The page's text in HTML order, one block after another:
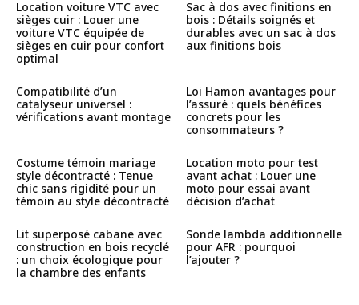
Location voiture VTC avec
sièges cuir : Louer une
voiture VTC équipée de
sièges en cuir pour confort
optimal
Sac à dos avec finitions en
bois : Détails soignés et
durables avec un sac à dos
aux finitions bois
Compatibilité d’un
catalyseur universel :
vérifications avant montage
Loi Hamon avantages pour
l’assuré : quels bénéfices
concrets pour les
consommateurs ?
Costume témoin mariage
style décontracté : Tenue
chic sans rigidité pour un
témoin au style décontracté
Location moto pour test
avant achat : Louer une
moto pour essai avant
décision d’achat
Lit superposé cabane avec
construction en bois recyclé
: un choix écologique pour
la chambre des enfants
Sonde lambda additionnelle
pour AFR : pourquoi
l’ajouter ?